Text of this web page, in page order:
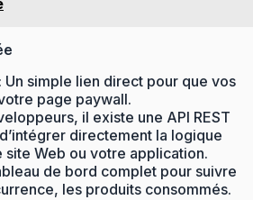
: Un simple lien direct pour que vos
page paywall.
il existe une API REST
directement la logique
site Web ou votre application.
de bord complet pour suivre
les produits consommés.